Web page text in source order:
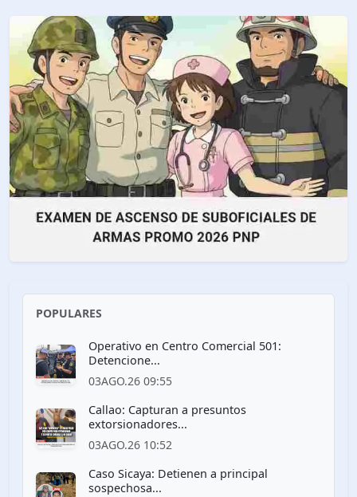
POPULARES
Operativo en Centro Comercial 501:
Detencione...
03AGO.26 09:55
Callao: Capturan a presuntos
extorsionadores...
03AGO.26 10:52
Caso Sicaya: Detienen a principal
sospechosa...